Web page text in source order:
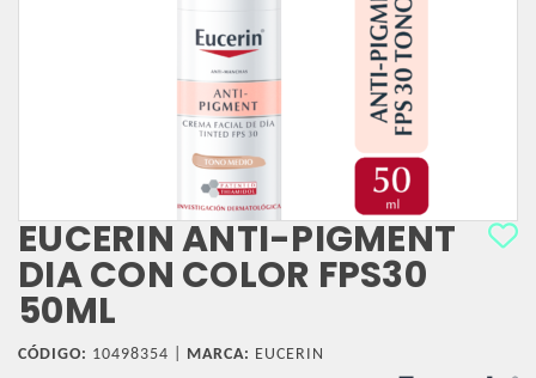
EUCERIN ANTI-PIGMENT
DIA CON COLOR FPS30
50ML
CÓDIGO: 10498354 | MARCA: EUCERIN